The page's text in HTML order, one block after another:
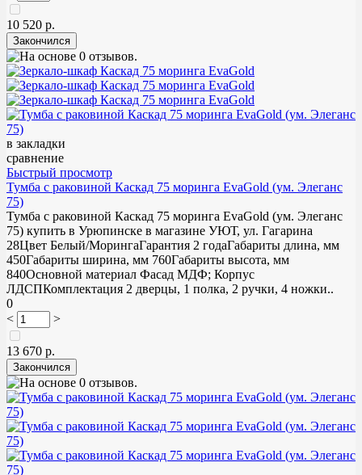
10 520 р.
в закладки
сравнение
Быстрый просмотр
Тумба с раковиной Каскад 75 моринга EvaGold (ум. Элеганс
75)
Тумба с раковиной Каскад 75 моринга EvaGold (ум. Элеганс
75) купить в Урюпинске в магазине УЮТ, ул. Гагарина
28Цвет Белый/МорингаГарантия 2 годаГабариты длина, мм
450Габариты ширина, мм 760Габариты высота, мм
840Основной материал Фасад МДФ; Корпус
ЛДСПКомплектация 2 дверцы, 1 полка, 2 ручки, 4 ножки..
0
<
>
13 670 р.